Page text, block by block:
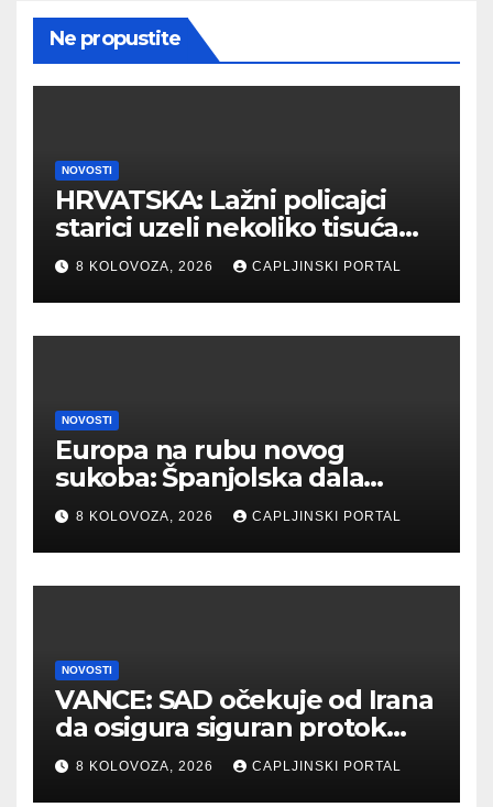
Ne propustite
NOVOSTI
HRVATSKA: Lažni policajci
starici uzeli nekoliko tisuća
eura
8 KOLOVOZA, 2026 CAPLJINSKI PORTAL
NOVOSTI
Europa na rubu novog
sukoba: Španjolska dala
ultimatum Italiji zbog
migranata
8 KOLOVOZA, 2026 CAPLJINSKI PORTAL
NOVOSTI
VANCE: SAD očekuje od Irana
da osigura siguran protok
nafte kroz Hormuški moreuz
8 KOLOVOZA, 2026 CAPLJINSKI PORTAL